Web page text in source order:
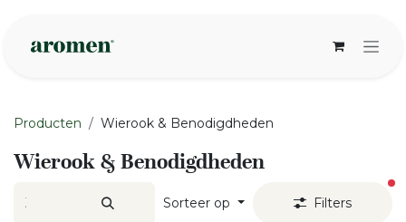
Producten Wierook & Benodigdheden
Wierook & Benodigdheden
Sorteer op Filters